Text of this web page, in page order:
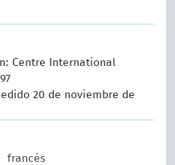
Centre International
20 de noviembre de
francés